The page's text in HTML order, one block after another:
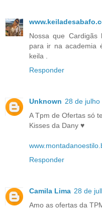
Nossa que
para ir na academia
keila .
Responder
Unknown 28 de
A Tpm de Ofertas só
Kisses da Dany ♥
Responder
Camila Lima 28 de
Amo as ofertas da